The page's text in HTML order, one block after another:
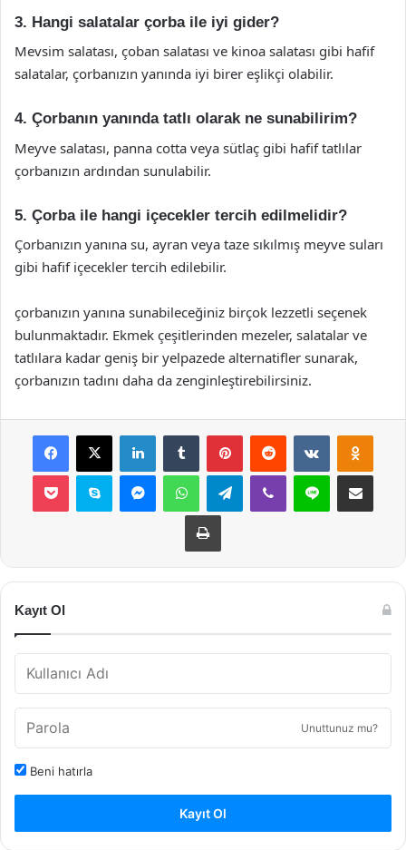
3. Hangi salatalar çorba ile iyi gider?
Mevsim salatası, çoban salatası ve kinoa salatası gibi hafif
salatalar, çorbanızın yanında iyi birer eşlikçi olabilir.
4. Çorbanın yanında tatlı olarak ne sunabilirim?
Meyve salatası, panna cotta veya sütlaç gibi hafif tatlılar
çorbanızın ardından sunulabilir.
5. Çorba ile hangi içecekler tercih edilmelidir?
Çorbanızın yanına su, ayran veya taze sıkılmış meyve suları
gibi hafif içecekler tercih edilebilir.
çorbanızın yanına sunabileceğiniz birçok lezzetli seçenek
bulunmaktadır. Ekmek çeşitlerinden mezeler, salatalar ve
tatlılara kadar geniş bir yelpazede alternatifler sunarak,
çorbanızın tadını daha da zenginleştirebilirsiniz.
Facebook
X LinkedInTumblr PinterestReddit VKontakte
Pocket Skype MessengerWhatsAppTelegramViber Line E-Posta ile
Yazdır
Kayıt Ol
Unuttunuz mu?
Beni hatırla
Kayıt Ol